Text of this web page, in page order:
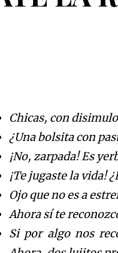
Chicas, con
¿Una bolsita con
¡No, zarpada! Es
¡Te jugaste la vida!¿
Ojo que no es a
Ahora sí te
Si por algo nos